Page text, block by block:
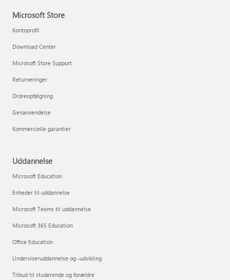
Microsoft Store
Kontoprofil
Download Center
Microsoft Store Support
Returneringer
Ordreopfølgning
Genanvendelse
Kommercielle garantier
Uddannelse
Microsoft Education
Enheder til uddannelse
Microsoft Teams til uddannelse
Microsoft 365 Education
Office Education
Underviseruddannelse og -udvikling
Tilbud til studerende og forældre